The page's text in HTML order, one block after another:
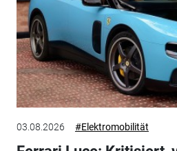
03.08.2026 #Elektromobilität